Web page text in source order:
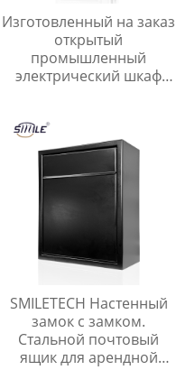
Изготовленный на заказ
открытый
промышленный
электрический шкаф
алюминиевый корпус
главного выключателя с
защитой IP65
SMILETECH Настенный
замок с замком.
Стальной почтовый
ящик для арендной